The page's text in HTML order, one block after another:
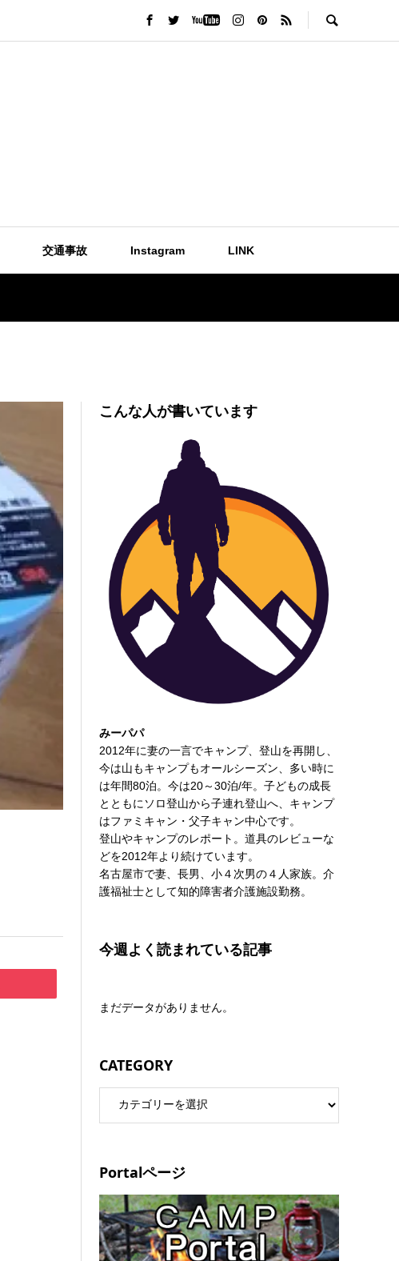
交通事故 Instagram LINK
こんな人が書いています
みーパパ
2012年に妻の一言でキャンプ、登山を再開し、
今は山もキャンプもオールシーズン、多い時に
は年間80泊。今は20～30泊/年。子どもの成長
とともにソロ登山から子連れ登山へ、キャンプ
はファミキャン・父子キャン中心です。
登山やキャンプのレポート。道具のレビューな
どを2012年より続けています。
名古屋市で妻、長男、小４次男の４人家族。介
護福祉士として知的障害者介護施設勤務。
今週よく読まれている記事
まだデータがありません。
CATEGORY
Portalページ